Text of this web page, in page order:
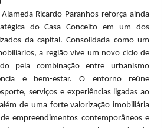
Ricardo Paranhos reforça ainda
do Casa Conceito em um dos
da capital. Consolidada como um
a região vive um novo ciclo de
pela combinação entre urbanismo
e bem-estar. O entorno reúne
serviços e experiências ligadas ao
de uma forte valorização imobiliária
empreendimentos contemporâneos e